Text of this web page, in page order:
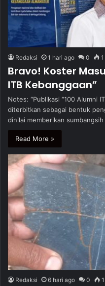
Redaksi 1 hari ago 0 1
Bravo! Koster
ITB Kebanggaan”
Notes: “Publikasi “100 Alumni
diterbitkan sebagai bentuk
dinilai memberikan
Read More »
Redaksi 6 hari ago 0